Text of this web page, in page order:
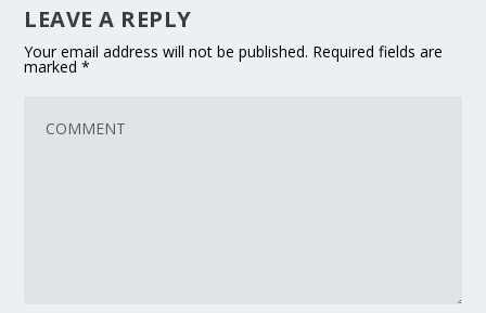
LEAVE A REPLY
Your email address will not be published. Required fields are
marked*